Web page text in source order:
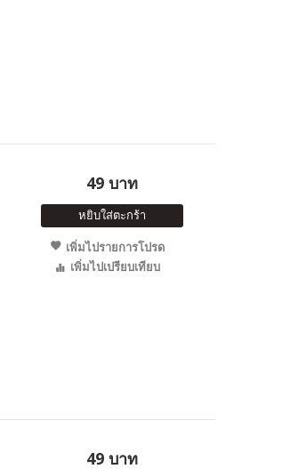
49 บาท
หยิบใส่ตะกร้า
เพิ่มไปรายการโปรด
เพิ่มไปเปรียบเทียบ
49 บาท